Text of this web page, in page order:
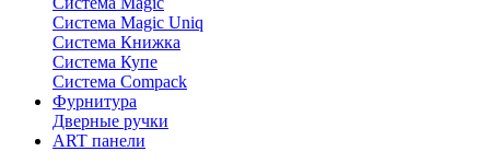
Система Magic Uniq
Система Книжка
Система Купе
Система Compack
Фурнитура
Дверные ручки
ART панели